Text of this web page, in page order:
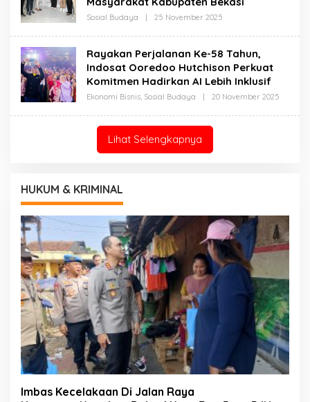
Sosial Budaya | 25 November 2025
Rayakan Perjalanan Ke-58 Tahun,
Indosat Ooredoo Hutchison Perkuat
Komitmen Hadirkan AI Lebih Inklusif
Ekonomi Bisnis Sosial Budaya | 20 November 2025
Lihat Selengkapnya
HUKUM & KRIMINAL
Imbas Kecelakaan Di Jalan Raya